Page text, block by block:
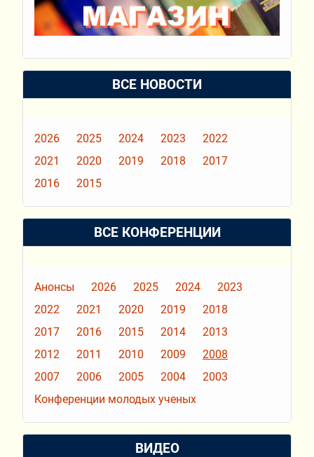
ВСЕ НОВОСТИ
2026 2025 2024 2023
2022
2021
2020 2019 2018
2017
2016
2015
ВСЕ КОНФЕРЕНЦИИ
Анонсы 2026 2025 2024
2023
2022
2021 2020 2019
2018
2017
2016 2015 2014
2013
2012
2011 2010 2009
2008
2007
2006 2005 2004
2003
Конференции молодых ученых
ВИДЕО